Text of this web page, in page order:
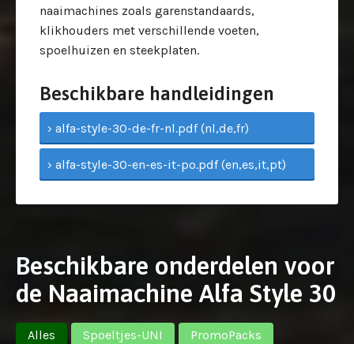
naaimachines zoals garenstandaards,
klikhouders met verschillende voeten,
spoelhuizen en steekplaten.
Beschikbare handleidingen
› alfa-style-30-de-fr-nl.pdf (nl,de,fr)
› alfa-style-30-en-es-it-po.pdf (en,es,it,pt)
Beschikbare onderdelen voor
de Naaimachine Alfa Style 30
Alles Spoeltjes-UNI
PromoPacks